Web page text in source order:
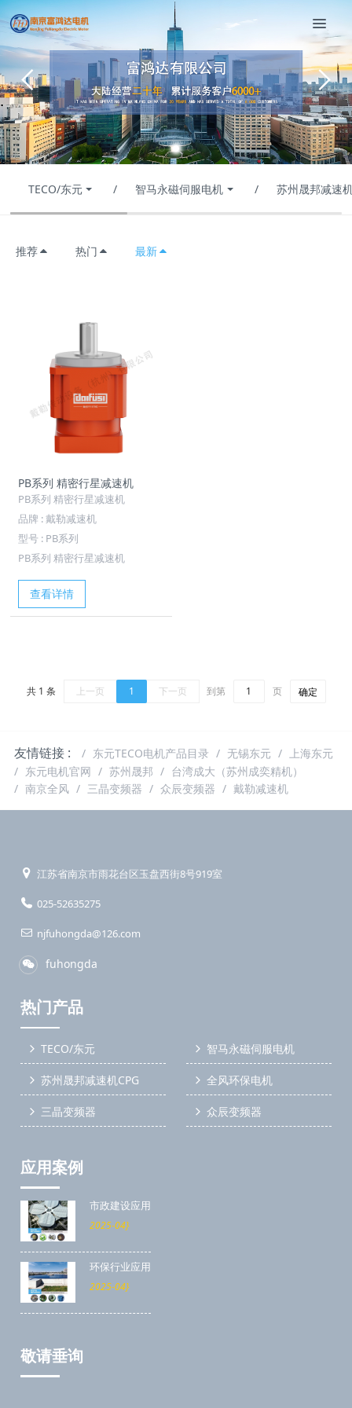
TECO/东元 / 智马永磁伺服电机 / 苏州晟邦减速
推荐 热门 最新
PB系列 精密行星减速机
PB系列 精密行星减速机
品牌 : 戴勒减速机
型号 : PB系列
PB系列 精密行星减速机
查看详情
共 1 条 上一页 1 下一页 到第 页 确定
友情链接 : 东元TECO电机产品目录 无锡东元
上海东元
东元电机官网
苏州晟邦
台湾成大（苏州成奕精机）
南京全风
三晶变频器 众辰变频器 戴勒减速机
江苏省南京市雨花台区玉盘西街8号919室
025-52635275
njfuhongda@126.com
fuhongda
热门产品
TECO/东元 智马永磁伺服电机
苏州晟邦减速机CPG 全风环保电机
三晶变频器 众辰变频器
应用案例
市政建设应用
2025-04}
环保行业应用
2025-04}
敬请垂询